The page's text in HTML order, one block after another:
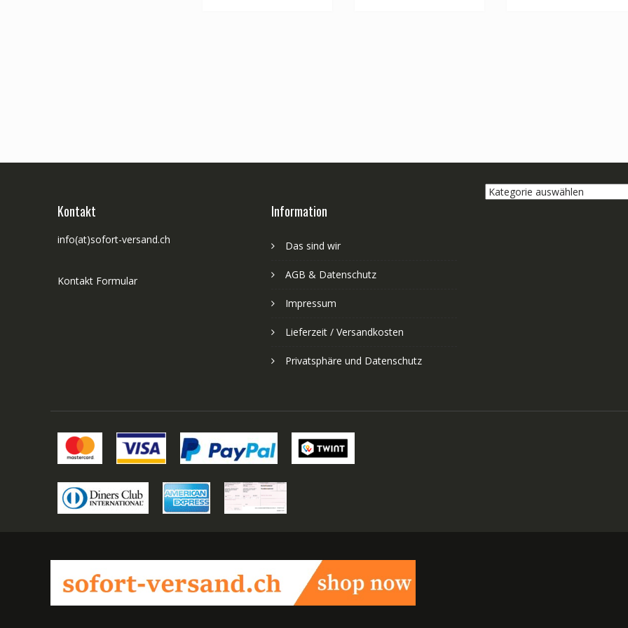
Kontakt
info(at)sofort-versand.ch
Kontakt Formular
Information
Das sind wir
AGB & Datenschutz
Impressum
Lieferzeit / Versandkosten
Privatsphäre und Datenschutz
Kategorie